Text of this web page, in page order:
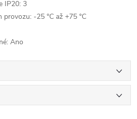
IP20: 3
-25 °C až +75 °C
Ano